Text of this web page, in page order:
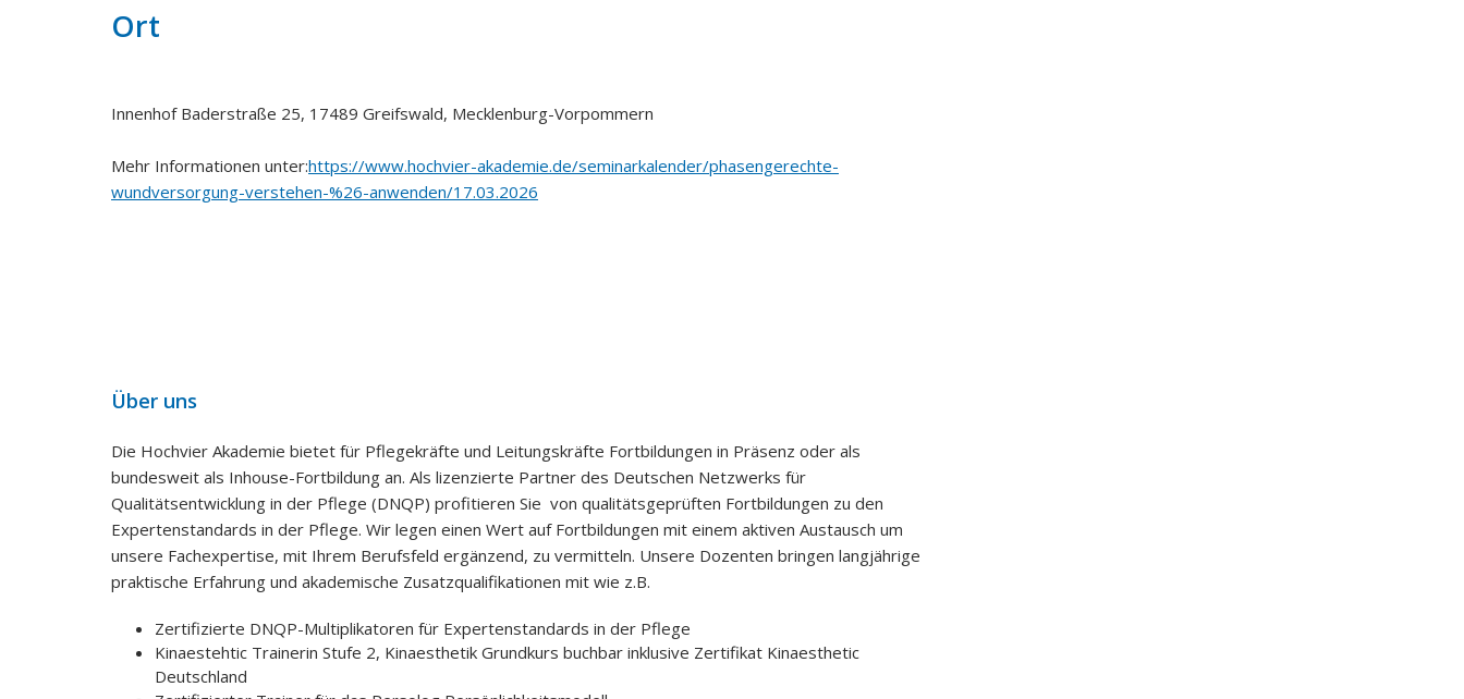
Ort
Innenhof Baderstraße 25, 17489 Greifswald, Mecklenburg-Vorpommern
Mehr Informationen unter:https://www.hochvier-akademie.de/seminarkalender/phasengerechte-
wundversorgung-verstehen-%26-anwenden/17.03.2026
Über uns
Die Hochvier Akademie bietet für Pflegekräfte und Leitungskräfte Fortbildungen in Präsenz oder als
bundesweit als Inhouse-Fortbildung an. Als lizenzierte Partner des Deutschen Netzwerks für
Qualitätsentwicklung in der Pflege (DNQP) profitieren Sie von qualitätsgeprüften Fortbildungen zu den
Expertenstandards in der Pflege. Wir legen einen Wert auf Fortbildungen mit einem aktiven Austausch um
unsere Fachexpertise, mit Ihrem Berufsfeld ergänzend, zu vermitteln. Unsere Dozenten bringen langjährige
praktische Erfahrung und akademische Zusatzqualifikationen mit wie z.B.
Zertifizierte DNQP-Multiplikatoren für Expertenstandards in der Pflege
Kinaestehtic Trainerin Stufe 2, Kinaesthetik Grundkurs buchbar inklusive Zertifikat Kinaesthetic
Deutschland